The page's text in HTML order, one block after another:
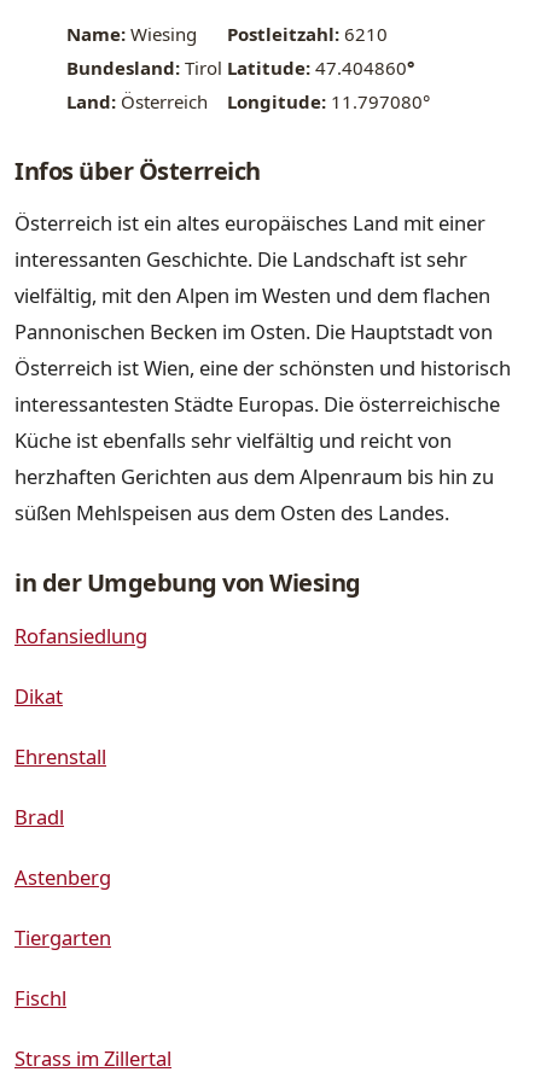
Name: Wiesing Postleitzahl: 6210
Bundesland: Tirol Latitude: 47.404860°
Land: Österreich Longitude: 11.797080°
Infos über Österreich
Österreich ist ein altes europäisches Land mit einer
interessanten Geschichte. Die Landschaft ist sehr
vielfältig, mit den Alpen im Westen und dem flachen
Pannonischen Becken im Osten. Die Hauptstadt von
Österreich ist Wien, eine der schönsten und historisch
interessantesten Städte Europas. Die österreichische
Küche ist ebenfalls sehr vielfältig und reicht von
herzhaften Gerichten aus dem Alpenraum bis hin zu
süßen Mehlspeisen aus dem Osten des Landes.
in der Umgebung von Wiesing
Rofansiedlung
Dikat
Ehrenstall
Bradl
Astenberg
Tiergarten
Fischl
Strass im Zillertal